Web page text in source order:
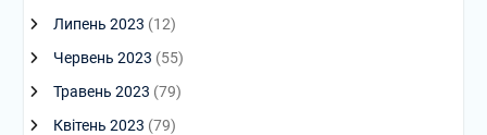
Липень 2023 (12)
Червень 2023 (55)
Травень 2023 (79)
Квітень 2023 (79)